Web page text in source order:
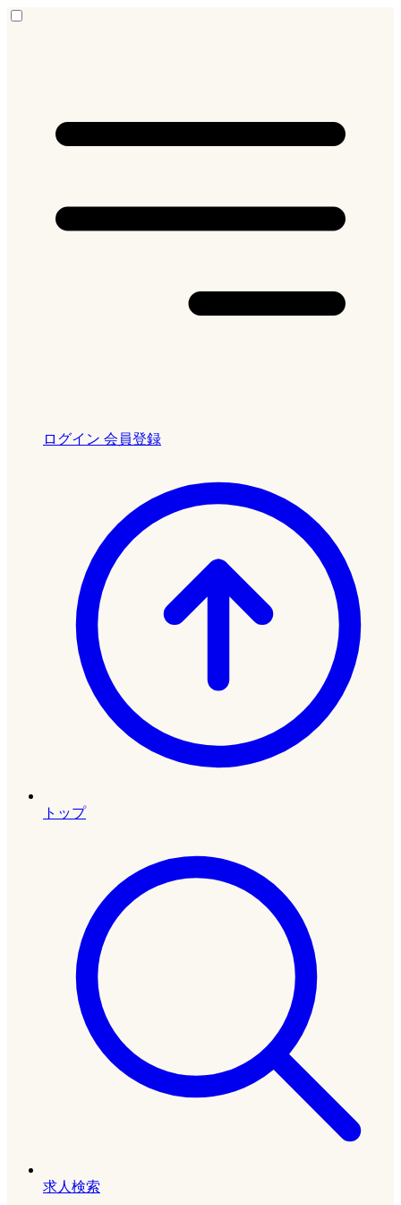
ログイン 会員登録
トップ
求人検索